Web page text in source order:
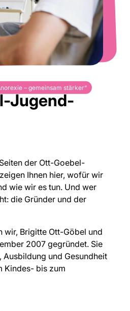
– gemeinsam stärker“
Jugend-
der Ott-Goebel-
Ihnen hier, wofür wir
wie wir es tun. Und wer
die Gründer und der
wir, Brigitte Ott-Göbel und
2007 gegründet. Sie
und Gesundheit
Kindes- bis zum